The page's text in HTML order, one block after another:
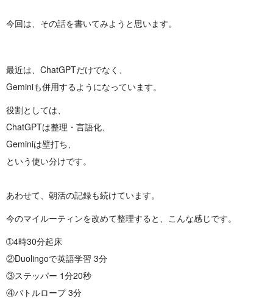
今回は、その話を書いてみようと思います。
最近は、ChatGPTだけでなく、
Geminiも併用するようになっています。
役割としては、
ChatGPTは整理・言語化、
Geminiは壁打ち、
という使い分けです。
あわせて、朝活の記録も続けています。
今のマイルーティンを改めて整理すると、こんな感じです。
➀4時30分起床
②Duolingoで英語学習 3分
③ステッパー 1分20秒
④バトルロープ 3分